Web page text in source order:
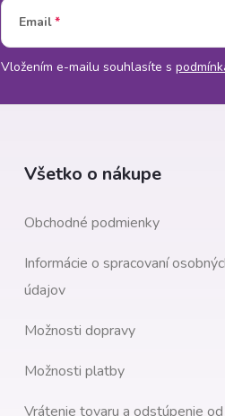
Email
Vložením e-mailu souhlasíte s
Všetko o nákupe
Obchodné podmienky
Informácie o spracovaní
údajov
Možnosti dopravy
Možnosti platby
Vrátenie tovaru a odstúpenie od